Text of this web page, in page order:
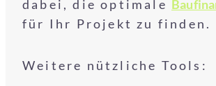
dabei, die optimale
für Ihr Projekt zu finden.
Weitere nützliche Tools: